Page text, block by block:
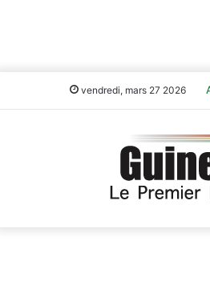
vendredi, mars 27 2026